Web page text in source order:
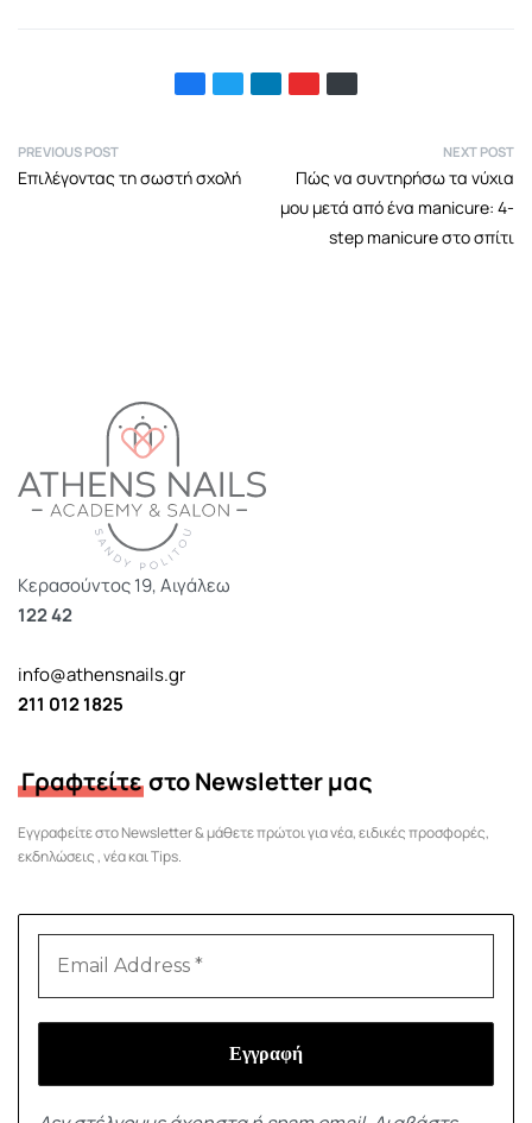
PREVIOUS POST
Επιλέγοντας τη σωστή σχολή
NEXT POST
Πώς να συντηρήσω τα νύχια
μου μετά από ένα manicure: 4-
step manicure στο σπίτι
Κερασούντος 19, Αιγάλεω
122 42
info@athensnails.gr
211 012 1825
Γραφτείτε στο Newsletter μας
Εγγραφείτε στο Newsletter & μάθετε πρώτοι για νέα, ειδικές προσφορές,
εκδηλώσεις , νέα και Tips.